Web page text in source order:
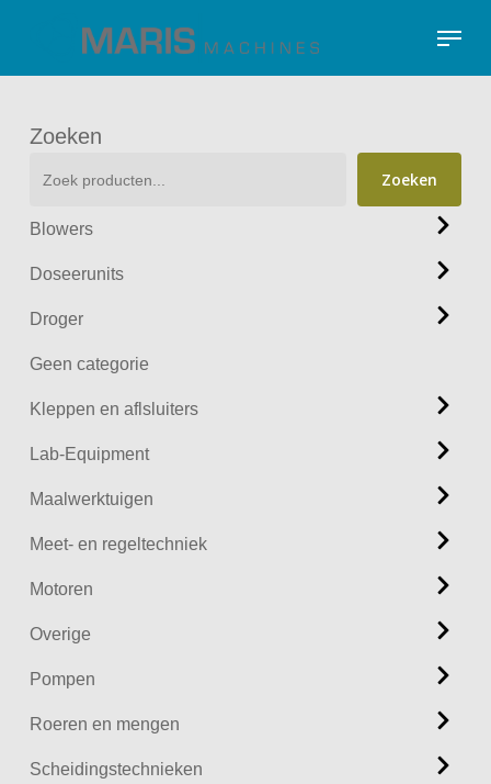
main
Menu
Zoeken
Zoeken
Blowers
Doseerunits
Droger
Geen categorie
Kleppen en aflsluiters
Lab-Equipment
Maalwerktuigen
Meet- en regeltechniek
Motoren
Overige
Pompen
Roeren en mengen
Scheidingstechnieken
Close